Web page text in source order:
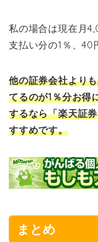
私の場合は現在月
支払い分の1％、40
他の証券会社より
てるのが1％分お得
するなら「楽天証
すすめです。
まとめ